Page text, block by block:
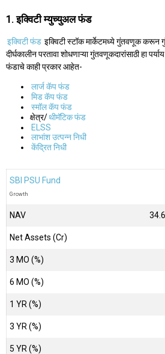
1. इक्विटी म्युच्युअल फंड
इक्विटी फंड इक्विटी स्टॉक मार्केटमध्ये गुंतवणूक करून
दीर्घकालीन परतावा शोधणाऱ्या गुंतवणूकदारांसाठी हा
फंडाचे काही प्रकार आहेत-
लार्ज कॅप फंड
मिड कॅप फंड
स्मॉल कॅप फंड
क्षेत्र/थीमॅटिक फंड
ELSS
लाभांश उत्पन्न निधी
केंद्रित निधी
SBI PSU Fund
Growth
NAV
Net Assets (Cr)
3 MO (%)
6 MO (%)
1 YR (%)
3 YR (%)
5 YR (%)